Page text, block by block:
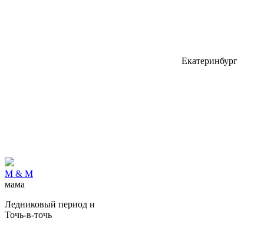
Екатеринбург
М & М
мама
Ледниковый период и
Точь-в-точь